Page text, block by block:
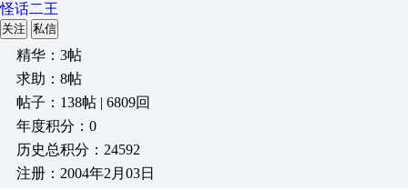
怪话二王
关注 私信
精华：3帖
求助：8帖
帖子：138帖 | 6809回
年度积分：0
历史总积分：24592
注册：2004年2月03日